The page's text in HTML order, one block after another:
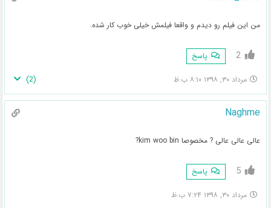
من این فیلم رو دیدم و واقعا فیلمش خیلی خوب کار شده.
2 پاسخ
مرداد ۳۰, ۱۳۹۸ ۸:۱۰ ب.ظ (
2
)
Naghme
عالی عالی عالی ? مخصوصا kim woo bin?
5 پاسخ
مرداد ۳۰, ۱۳۹۸ ۷:۲۴ ب.ظ